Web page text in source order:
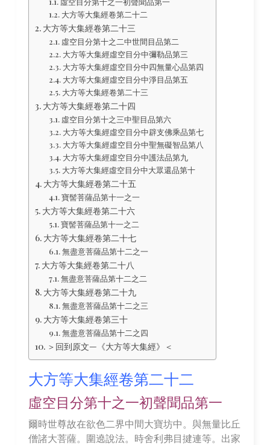
大方等大集經卷第二十二
大方等大集經卷第二十三
虛空目分第十之二中世間目品第二
大方等大集經虛空目分中彌勒品第三
大方等大集經虛空目分中四無量心品第四
大方等大集經虛空目分中淨目品第五
大方等大集經卷第二十三
大方等大集經卷第二十四
虛空目分第十之三中聖目品第六
大方等大集經虛空目分中辟支佛乘品第七
大方等大集經虛空目分中聖無礙智品第八
大方等大集經虛空目分中護法品第九
大方等大集經虛空目分中大眾還品第十
大方等大集經卷第二十五
寶髻菩薩品第十一之一
大方等大集經卷第二十六
寶髻菩薩品第十一之二
大方等大集經卷第二十七
無盡意菩薩品第十二之一
大方等大集經卷第二十八
無盡意菩薩品第十二之二
大方等大集經卷第二十九
無盡意菩薩品第十二之三
大方等大集經卷第三十
無盡意菩薩品第十二之四
＞回到原文—《大方等大集經》＜
大方等大集經卷第二十二
虛空目分第十之一初聲聞品第一
爾時世尊故在欲色二界中間大寶坊中。與無量比丘
僧諸大菩薩。圍遶說法。時舍利弗目揵連等。出家